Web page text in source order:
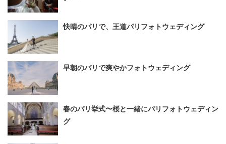
快晴のパリで、王道パリフォトウェディング
早朝のパリで爽やかフォトウェディング
春のパリ挙式〜桜と一緒にパリフォトウェディン
グ